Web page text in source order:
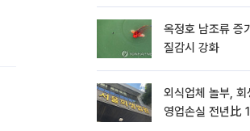
옥정호 남조류 증
질감시 강화
외식업체 놀부,
영업손실 전년比